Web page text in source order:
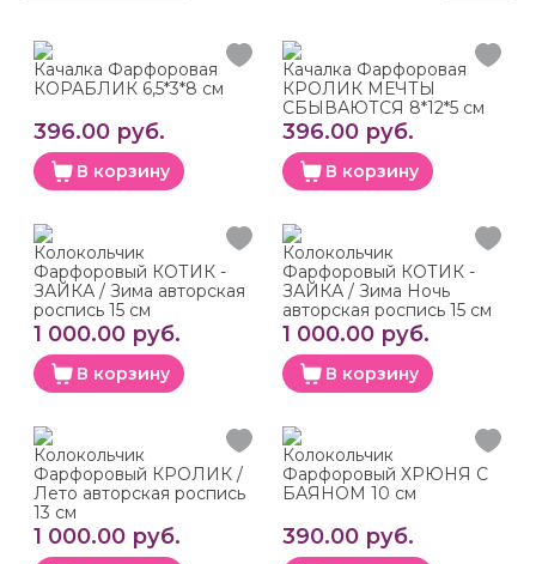
Качалка Фарфоровая
КОРАБЛИК 6,5*3*8 см
396.00 руб.
В корзину
Качалка Фарфоровая
КРОЛИК МЕЧТЫ
СБЫВАЮТСЯ 8*12*5 см
396.00 руб.
В корзину
Колокольчик
Фарфоровый КОТИК -
ЗАЙКА / Зима авторская
роспись 15 см
1 000.00 руб.
В корзину
Колокольчик
Фарфоровый КОТИК -
ЗАЙКА / Зима Ночь
авторская роспись 15 см
1 000.00 руб.
В корзину
Колокольчик
Фарфоровый КРОЛИК /
Лето авторская роспись
13 см
1 000.00 руб.
Колокольчик
Фарфоровый ХРЮНЯ С
БАЯНОМ 10 см
390.00 руб.